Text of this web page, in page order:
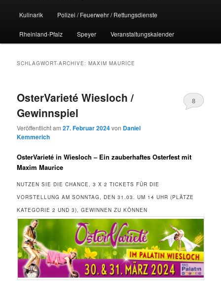
Kulinarik Polizei / Feuerwehr / Rettungsdienste
Rheinland-Pfalz Speyer Veranstaltungskalender
SCHLAGWORT-ARCHIVE:MAXIM MAURICE
OsterVarieté Wiesloch /
Gewinnspiel
Veröffentlicht am27. Februar 2024von Daniel
Kemmerich
8
OsterVarieté in Wiesloch – Ein zauberhaftes Osterfest mit
Maxim Maurice
NUTZEN SIE DIE CHANCE, 3 X 2 TICKETS FÜR DIE
VORSTELLUNG AM SONNTAG, DEN 31.03. UM 14 UHR (PLÄTZE
KATEGORIE 2 UND 3), GEWINNEN ZU KÖNNEN